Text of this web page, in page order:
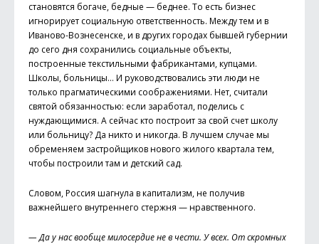
становятся богаче, бедные — беднее. То есть бизнес
игнорирует социальную ответственность. Между тем и в
Иваново-Вознесенске, и в других городах бывшей губернии
до сего дня сохранились социальные объекты,
построенные текстильными фабрикантами, купцами.
Школы, больницы… И руководствовались эти люди не
только прагматическими соображениями. Нет, считали
святой обязанностью: если заработал, поделись с
нуждающимися. А сейчас кто построит за свой счет школу
или больницу? Да никто и никогда. В лучшем случае мы
обременяем застройщиков нового жилого квартала тем,
чтобы построили там и детский сад.
Словом, Россия шагнула в капитализм, не получив
важнейшего внутреннего стержня — нравственного.
— Да у нас вообще милосердие не в чести. У всех. От скромных